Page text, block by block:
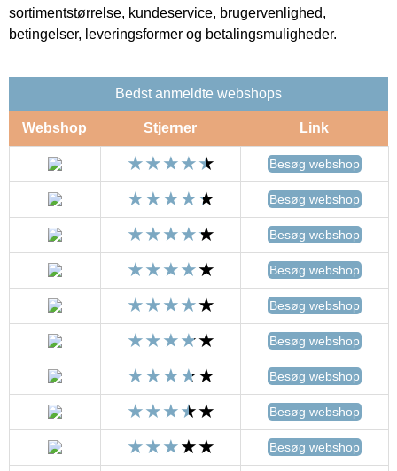
sortimentstørrelse, kundeservice, brugervenlighed,
betingelser, leveringsformer og betalingsmuligheder.
Bedst anmeldte webshops
Webshop Stjerner Link
Besøg webshop
Besøg webshop
Besøg webshop
Besøg webshop
Besøg webshop
Besøg webshop
Besøg webshop
Besøg webshop
Besøg webshop